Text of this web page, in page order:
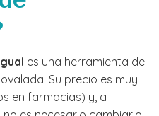
es una herramienta de
Su precio es muy
en farmacias) y, a